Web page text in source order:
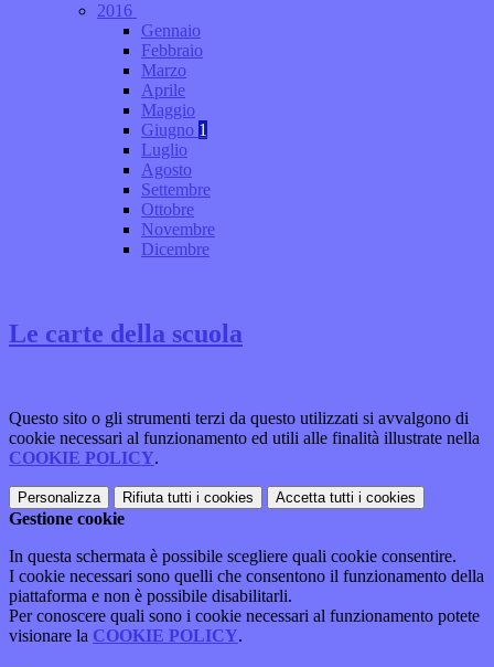
2016
Gennaio
Febbraio
Marzo
Aprile
Maggio
Giugno 1
Luglio
Agosto
Settembre
Ottobre
Novembre
Dicembre
Le carte della scuola
Questo sito o gli strumenti terzi da questo utilizzati si avvalgono di
cookie necessari al funzionamento ed utili alle finalità illustrate nella
COOKIE POLICY.
Personalizza Rifiuta tutti i cookies Accetta tutti i cookies
Gestione cookie
In questa schermata è possibile scegliere quali cookie consentire.
I cookie necessari sono quelli che consentono il funzionamento della
piattaforma e non è possibile disabilitarli.
Per conoscere quali sono i cookie necessari al funzionamento potete
visionare la COOKIE POLICY.